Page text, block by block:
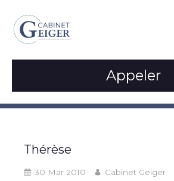
Appeler
Thérèse
30 Mar 2010 Cabinet Geiger